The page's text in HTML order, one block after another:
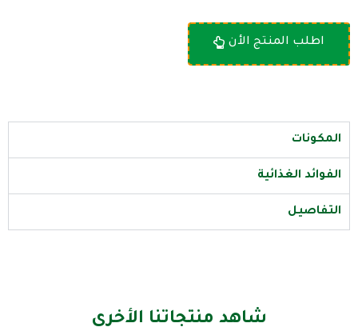
اطلب المنتج الأن
المكونات
الفوائد الغذائية
التفاصيل
شاهد منتجاتنا الأخرى